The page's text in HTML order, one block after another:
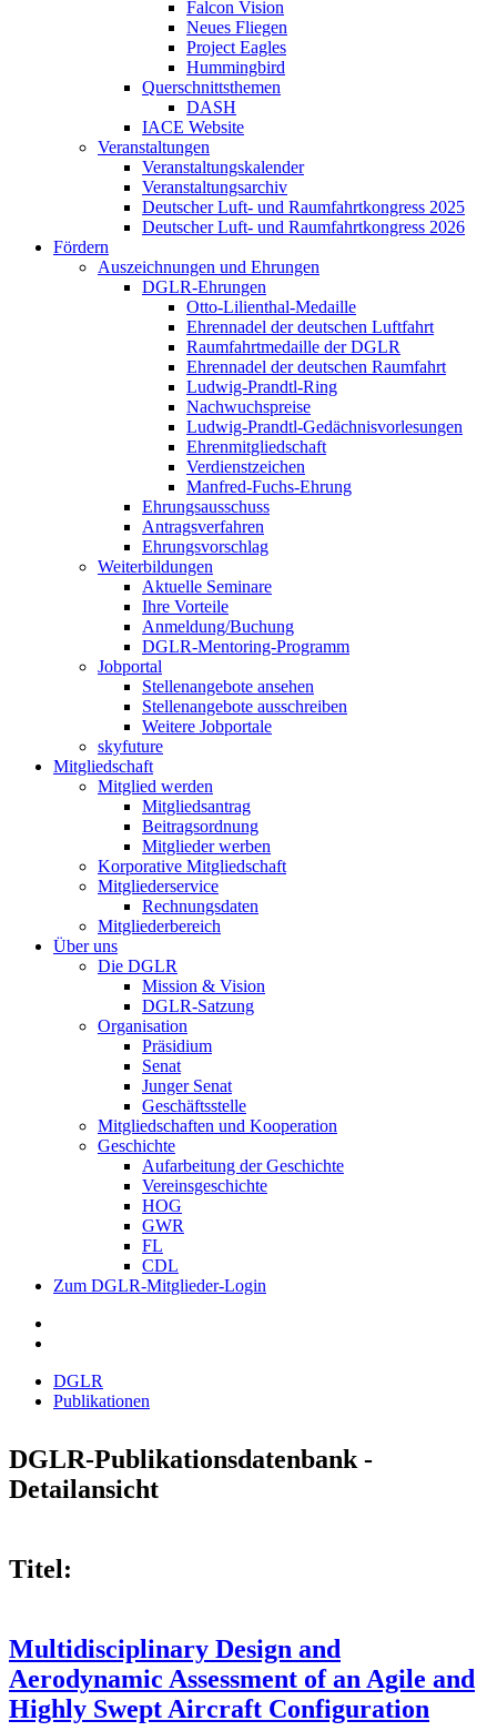
Falcon Vision
Neues Fliegen
Project Eagles
Hummingbird
Querschnittsthemen
DASH
IACE Website
Veranstaltungen
Veranstaltungskalender
Veranstaltungsarchiv
Deutscher Luft- und Raumfahrtkongress 2025
Deutscher Luft- und Raumfahrtkongress 2026
Fördern
Auszeichnungen und Ehrungen
DGLR-Ehrungen
Otto-Lilienthal-Medaille
Ehrennadel der deutschen Luftfahrt
Raumfahrtmedaille der DGLR
Ehrennadel der deutschen Raumfahrt
Ludwig-Prandtl-Ring
Nachwuchspreise
Ludwig-Prandtl-Gedächnisvorlesungen
Ehrenmitgliedschaft
Verdienstzeichen
Manfred-Fuchs-Ehrung
Ehrungsausschuss
Antragsverfahren
Ehrungsvorschlag
Weiterbildungen
Aktuelle Seminare
Ihre Vorteile
Anmeldung/Buchung
DGLR-Mentoring-Programm
Jobportal
Stellenangebote ansehen
Stellenangebote ausschreiben
Weitere Jobportale
skyfuture
Mitgliedschaft
Mitglied werden
Mitgliedsantrag
Beitragsordnung
Mitglieder werben
Korporative Mitgliedschaft
Mitgliederservice
Rechnungsdaten
Mitgliederbereich
Über uns
Die DGLR
Mission & Vision
DGLR-Satzung
Organisation
Präsidium
Senat
Junger Senat
Geschäftsstelle
Mitgliedschaften und Kooperation
Geschichte
Aufarbeitung der Geschichte
Vereinsgeschichte
HOG
GWR
FL
CDL
Zum DGLR-Mitglieder-Login
DGLR
Publikationen
DGLR-Publikationsdatenbank -
Detailansicht
Titel:
Multidisciplinary Design and
Aerodynamic Assessment of an Agile and
Highly Swept Aircraft Configuration